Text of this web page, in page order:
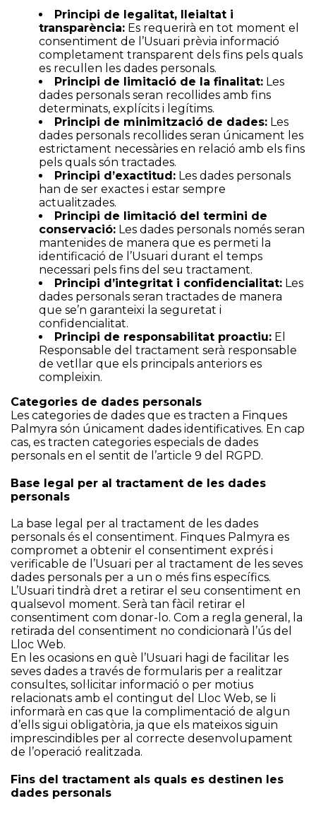
Principi de legalitat, lleialtat i
transparència: Es requerirà en tot moment el
consentiment de l’Usuari prèvia informació
completament transparent dels fins pels quals
es recullen les dades personals.
Principi de limitació de la finalitat: Les
dades personals seran recollides amb fins
determinats, explícits i legítims.
Principi de minimització de dades: Les
dades personals recollides seran únicament les
estrictament necessàries en relació amb els fins
pels quals són tractades.
Principi d’exactitud: Les dades personals
han de ser exactes i estar sempre
actualitzades.
Principi de limitació del termini de
conservació: Les dades personals només seran
mantenides de manera que es permeti la
identificació de l’Usuari durant el temps
necessari pels fins del seu tractament.
Principi d’integritat i confidencialitat: Les
dades personals seran tractades de manera
que se’n garanteixi la seguretat i
confidencialitat.
Principi de responsabilitat proactiu: El
Responsable del tractament serà responsable
de vetllar que els principals anteriors es
compleixin.
Categories de dades personals
Les categories de dades que es tracten a Finques
Palmyra són únicament dades identificatives. En cap
cas, es tracten categories especials de dades
personals en el sentit de l’article 9 del RGPD.
Base legal per al tractament de les dades
personals
La base legal per al tractament de les dades
personals és el consentiment. Finques Palmyra es
compromet a obtenir el consentiment exprés i
verificable de l’Usuari per al tractament de les seves
dades personals per a un o més fins específics.
L’Usuari tindrà dret a retirar el seu consentiment en
qualsevol moment. Serà tan fàcil retirar el
consentiment com donar-lo. Com a regla general, la
retirada del consentiment no condicionarà l’ús del
Lloc Web.
En les ocasions en què l’Usuari hagi de facilitar les
seves dades a través de formularis per a realitzar
consultes, sol·licitar informació o per motius
relacionats amb el contingut del Lloc Web, se li
informarà en cas que la complimentació de algun
d’ells sigui obligatòria, ja que els mateixos siguin
imprescindibles per al correcte desenvolupament
de l’operació realitzada.
Fins del tractament als quals es destinen les
dades personals